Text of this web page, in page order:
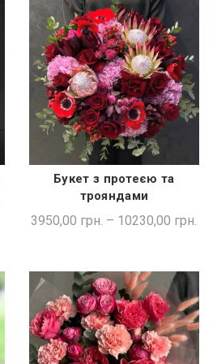
ШВИДКА ПОКУПКА
Букет з протеєю та
трояндами
3950,00 грн. – 10230,00 грн.